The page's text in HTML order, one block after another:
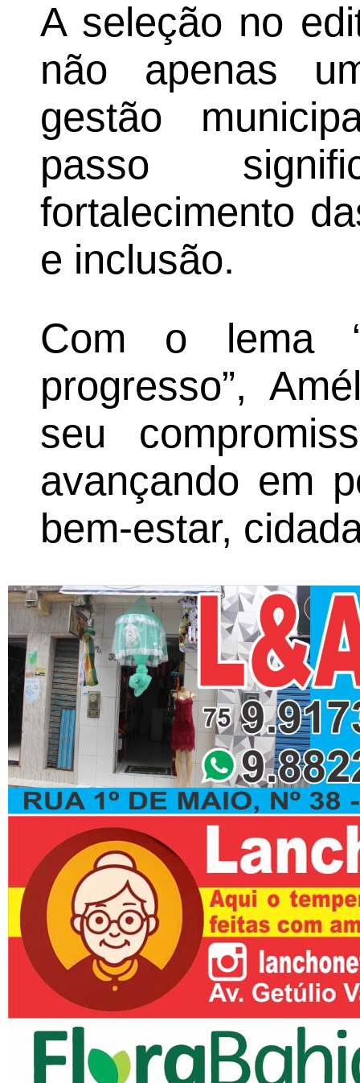
A seleção no
não apenas
gestão
passo
fortalecimento
e inclusão.
Com o lema
progresso”,
seu
avançando em
bem-estar,